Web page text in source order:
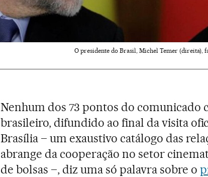
O presidente do Brasil, Michel Temer (direita),
Nenhum dos 73 pontos do comunicado
brasileiro, difundido ao final da visita
Brasília – um exaustivo catálogo das
abrange da cooperação no setor
de bolsas –, diz uma só palavra sobre o